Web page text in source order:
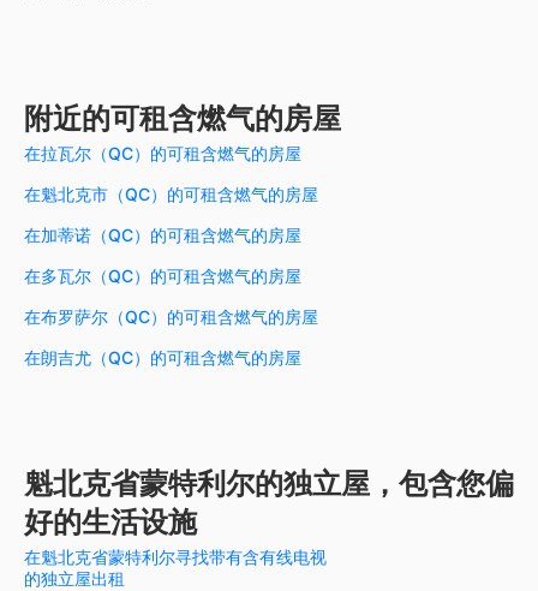
附近的可租含燃气的房屋
在拉瓦尔（QC）的可租含燃气的房屋
在魁北克市（QC）的可租含燃气的房屋
在加蒂诺（QC）的可租含燃气的房屋
在多瓦尔（QC）的可租含燃气的房屋
在布罗萨尔（QC）的可租含燃气的房屋
在朗吉尤（QC）的可租含燃气的房屋
魁北克省蒙特利尔的独立屋，包含您偏
好的生活设施
在魁北克省蒙特利尔寻找带有含有线电视
的独立屋出租